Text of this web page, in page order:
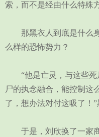
索，而不是经由什么特殊
那黑衣人到底是什么身
么样的恐怖势力？
“他是亡灵，与这些死
尸的执念融合，能控制这
了，想办法对付这吸了！”
于是，刘欣换了一家商